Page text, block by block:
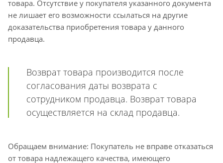
товара. Отсутствие у покупателя указанного документа
не лишает его возможности ссылаться на другие
доказательства приобретения товара у данного
продавца.
Возврат товара производится после
согласования даты возврата с
сотрудником продавца. Возврат товара
осуществляется на склад продавца.
Обращаем внимание: Покупатель не вправе отказаться
от товара надлежащего качества, имеющего